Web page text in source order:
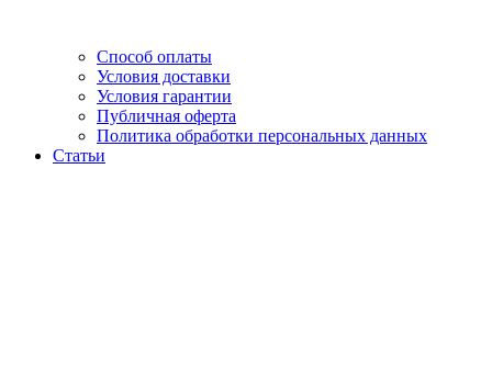
Способ оплаты
Условия доставки
Условия гарантии
Публичная оферта
Политика обработки персональных данных
Статьи